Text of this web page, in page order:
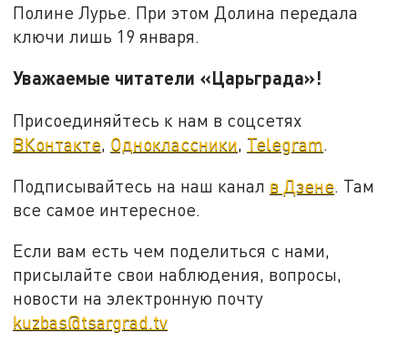
Полине Лурье. При этом Долина передала
ключи лишь 19 января.
Уважаемые читатели «Царьграда»!
Присоединяйтесь к нам в соцсетях
ВКонтакте, Одноклассники, Telegram.
Подписывайтесь на наш канал в Дзене. Там
все самое интересное.
Если вам есть чем поделиться с нами,
присылайте свои наблюдения, вопросы,
новости на электронную почту
kuzbas@tsargrad.tv